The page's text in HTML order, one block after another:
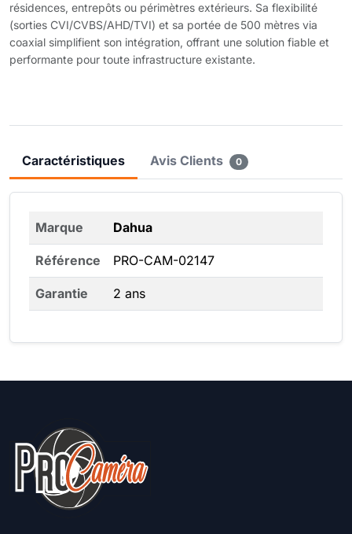
résidences, entrepôts ou périmètres extérieurs. Sa flexibilité
(sorties CVI/CVBS/AHD/TVI) et sa portée de 500 mètres via
coaxial simplifient son intégration, offrant une solution fiable et
performante pour toute infrastructure existante.
Caractéristiques Avis Clients 0
Marque Dahua
Référence PRO-CAM-02147
Garantie 2 ans